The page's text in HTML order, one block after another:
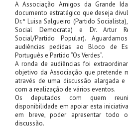
A Associação Amigos da Grande
documento estratégico que deseja
Dr.ª Luisa Salgueiro (Partido
Social Democrata) e Dr. Artur
Social/Partido Popular).
audiências pedidas ao Bloco de
Português e Partido “Os Verdes”.
A ronda de audiências foi
objetivo da Associação que pretende
através de uma discussão alargada
com a realização de vários eventos.
Os deputados com quem
disponibilidade em apoiar esta
em breve, poder apresentar
discussão.